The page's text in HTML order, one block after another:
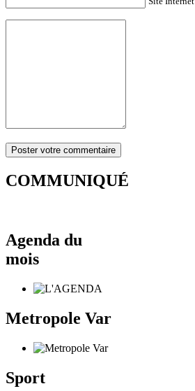
COMMUNIQUÉ
Agenda du
mois
Metropole Var
Sport